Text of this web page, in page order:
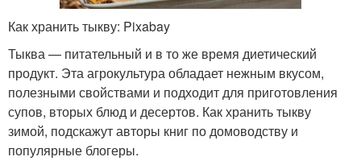
Как хранить тыкву: Pixabay
Тыква — питательный и в то же время диетический
продукт. Эта агрокультура обладает нежным вкусом,
полезными свойствами и подходит для приготовления
супов, вторых блюд и десертов. Как хранить тыкву
зимой, подскажут авторы книг по домоводству и
популярные блогеры.